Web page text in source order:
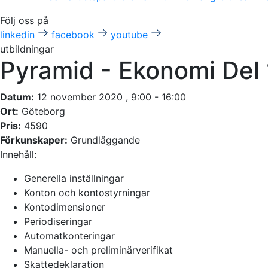
Följ oss på
linkedin
facebook
youtube
utbildningar
Pyramid - Ekonomi Del
Datum: 12 november 2020 , 9:00 - 16:00
Ort: Göteborg
Pris: 4590
Förkunskaper: Grundläggande
Innehåll:
Generella inställningar
Konton och kontostyrningar
Kontodimensioner
Periodiseringar
Automatkonteringar
Manuella- och preliminärverifikat
Skattedeklaration